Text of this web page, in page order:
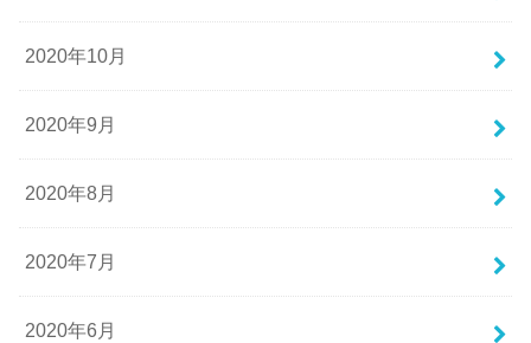
2020年10月
2020年9月
2020年8月
2020年7月
2020年6月